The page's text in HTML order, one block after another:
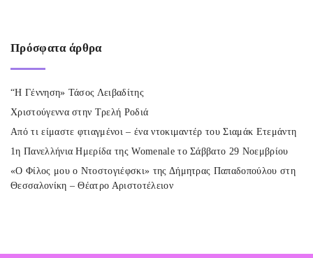
Πρόσφατα άρθρα
“Η Γέννηση» Τάσος Λειβαδίτης
Χριστούγεννα στην Τρελή Ροδιά
Από τι είμαστε φτιαγμένοι – ένα ντοκιμαντέρ του Σιαμάκ Ετεμάντη
1η Πανελλήνια Ημερίδα της Womenale το Σάββατο 29 Νοεμβρίου
«Ο Φίλος μου ο Ντοστογιέφσκι» της Δήμητρας Παπαδοπούλου στη
Θεσσαλονίκη – Θέατρο Αριστοτέλειον